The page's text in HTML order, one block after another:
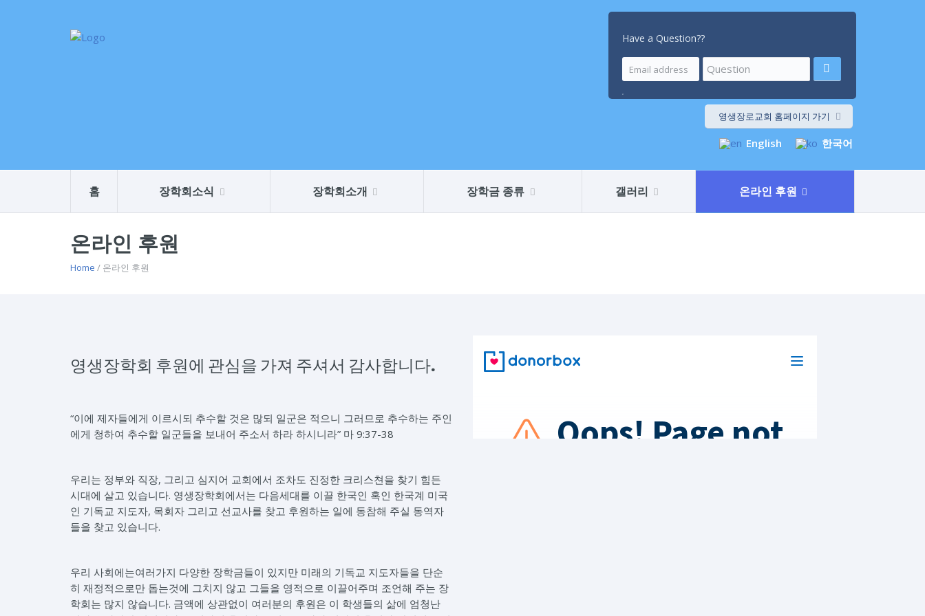
Have a Question??
.
영생장로교회 홈페이지 가기
English 한국어
홈 장학회소식 장학회소개 장학금 종류 갤러리 온라인 후원
온라인 후원
Home / 온라인 후원
영생장학회 후원에 관심을 가져 주셔서 감사합니다.
“이에 제자들에게 이르시되 추수할 것은 많되 일군은 적으니 그러므로 추수하는 주인
에게 청하여 추수할 일군들을 보내어 주소서 하라 하시니라” 마 9:37-38
우리는 정부와 직장, 그리고 심지어 교회에서 조차도 진정한 크리스쳔을 찾기 힘든
시대에 살고 있습니다. 영생장학회에서는 다음세대를 이끌 한국인 혹인 한국계 미국
인 기독교 지도자, 목회자 그리고 선교사를 찾고 후원하는 일에 동참해 주실 동역자
들을 찾고 있습니다.
우리 사회에는여러가지 다양한 장학금들이 있지만 미래의 기독교 지도자들을 단순
히 재정적으로만 돕는것에 그치지 않고 그들을 영적으로 이끌어주며 조언해 주는 장
학회는 많지 않습니다. 금액에 상관없이 여러분의 후원은 이 학생들의 삶에 엄청난